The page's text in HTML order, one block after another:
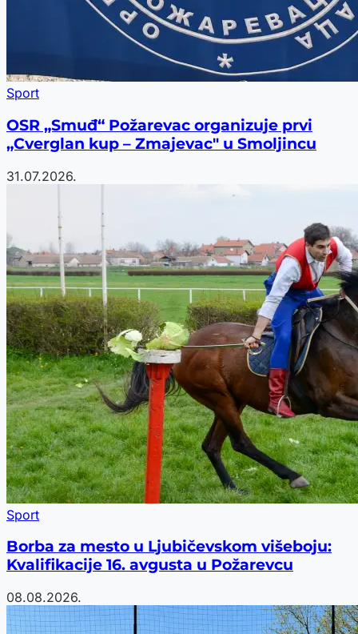
Sport
OSR „Smuđ“ Požarevac organizuje prvi
„Cverglan kup – Zmajevac" u Smoljincu
31.07.2026.
Sport
Borba za mesto u Ljubičevskom višeboju:
Kvalifikacije 16. avgusta u Požarevcu
08.08.2026.